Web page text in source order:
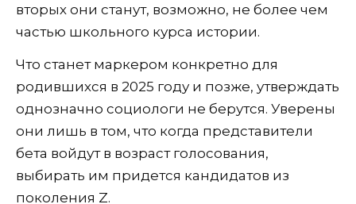
вторых они станут, возможно, не более чем
частью школьного курса истории.
Что станет маркером конкретно для
родившихся в 2025 году и позже, утверждать
однозначно социологи не берутся. Уверены
они лишь в том, что когда представители
бета войдут в возраст голосования,
выбирать им придется кандидатов из
поколения Z.